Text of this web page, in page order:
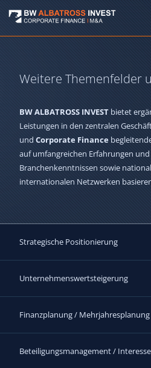
Weitere Themenfelder
BW ALBATROSS INVEST bietet
Leistungen in den zentralen
undCorporate Finance
auf umfangreichen Erfahrungen und
Branchenkenntnissen sowie
internationalen Netzwerken
Strategische Positionierung
Unternehmenswertsteigerung
Finanzplanung / Mehrjahresplanung
Beteiligungsmanagement /